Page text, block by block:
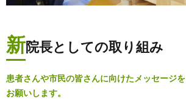
新院長としての取り組み
患者さんや市民の皆さんに向けたメッセージを
お願いします。